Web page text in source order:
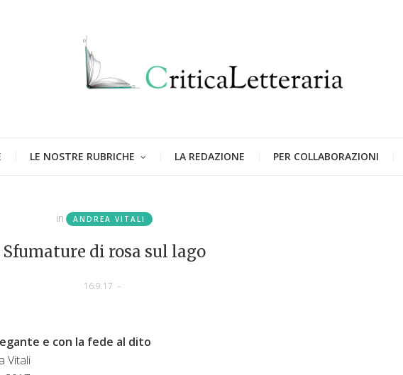
LE NOSTRE RUBRICHE LA REDAZIONE PER COLLABORAZIONI
in ANDREA VITALI
Sfumature di rosa sul lago
16.9.17 -
e con la fede al dito
Vitali